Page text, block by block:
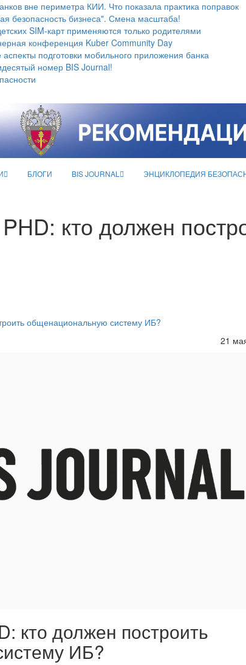
вне периметра КИИ. Что показала практика поправок
безопасность бизнеса". Смена масштаба!
SIM-карт применяются только родителями
конференция Kuber Community Day
подготовки мобильного приложения банка
номер BIS Journal!
БЛОГИ BIS JOURNAL ЭНЦИКЛОПЕДИЯ
кто должен
общенациональную систему ИБ?
21
кто должен построить
ИБ?